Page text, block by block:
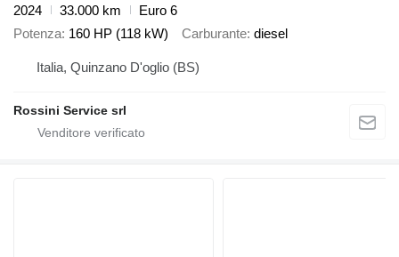
2024
33.000 km
Euro 6
Potenza 160 HP (118 kW) Carburante diesel
Italia, Quinzano D'oglio (BS)
Rossini Service srl